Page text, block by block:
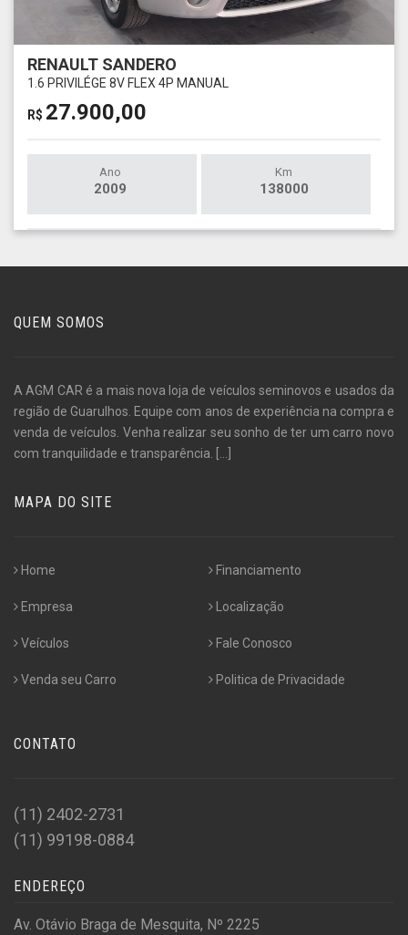
RENAULT SANDERO
1.6 PRIVILÉGE 8V FLEX 4P MANUAL
R$ 27.900,00
Ano
2009
Km
138000
QUEM SOMOS
A AGM CAR é a mais nova loja de veículos seminovos e usados da
região de Guarulhos. Equipe com anos de experiência na compra e
venda de veículos. Venha realizar seu sonho de ter um carro novo
com tranquilidade e transparência. [...]
MAPA DO SITE
Home
Empresa
Veículos
Venda seu Carro
Financiamento
Localização
Fale Conosco
Politica de Privacidade
CONTATO
(11) 2402-2731
(11) 99198-0884
ENDEREÇO
Av. Otávio Braga de Mesquita, Nº 2225